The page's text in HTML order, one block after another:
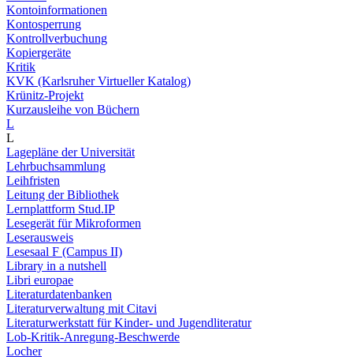
Kontoinformationen
Kontosperrung
Kontrollverbuchung
Kopiergeräte
Kritik
KVK (Karlsruher Virtueller Katalog)
Krünitz-Projekt
Kurzausleihe von Büchern
L
L
Lagepläne der Universität
Lehrbuchsammlung
Leihfristen
Leitung der Bibliothek
Lernplattform Stud.IP
Lesegerät für Mikroformen
Leserausweis
Lesesaal F (Campus II)
Library in a nutshell
Libri europae
Literaturdatenbanken
Literaturverwaltung mit Citavi
Literaturwerkstatt für Kinder- und Jugendliteratur
Lob-Kritik-Anregung-Beschwerde
Locher